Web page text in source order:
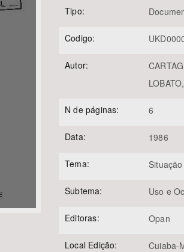
Tipo:
Codigo:
Autor:
N de páginas: 6
Data: 1986
Tema:
Subtema: Uso e
Editoras: Opan
Local Edição: Cuiaba-